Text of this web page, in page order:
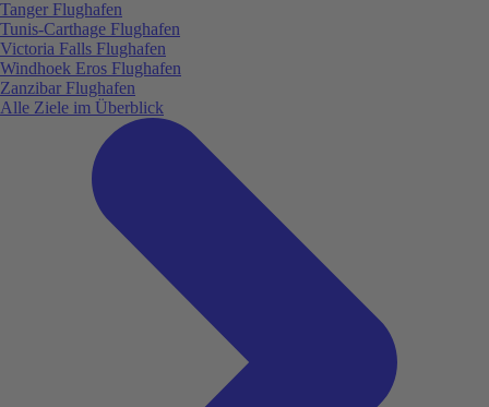
Tanger Flughafen
Tunis-Carthage Flughafen
Victoria Falls Flughafen
Windhoek Eros Flughafen
Zanzibar Flughafen
Alle Ziele im Überblick